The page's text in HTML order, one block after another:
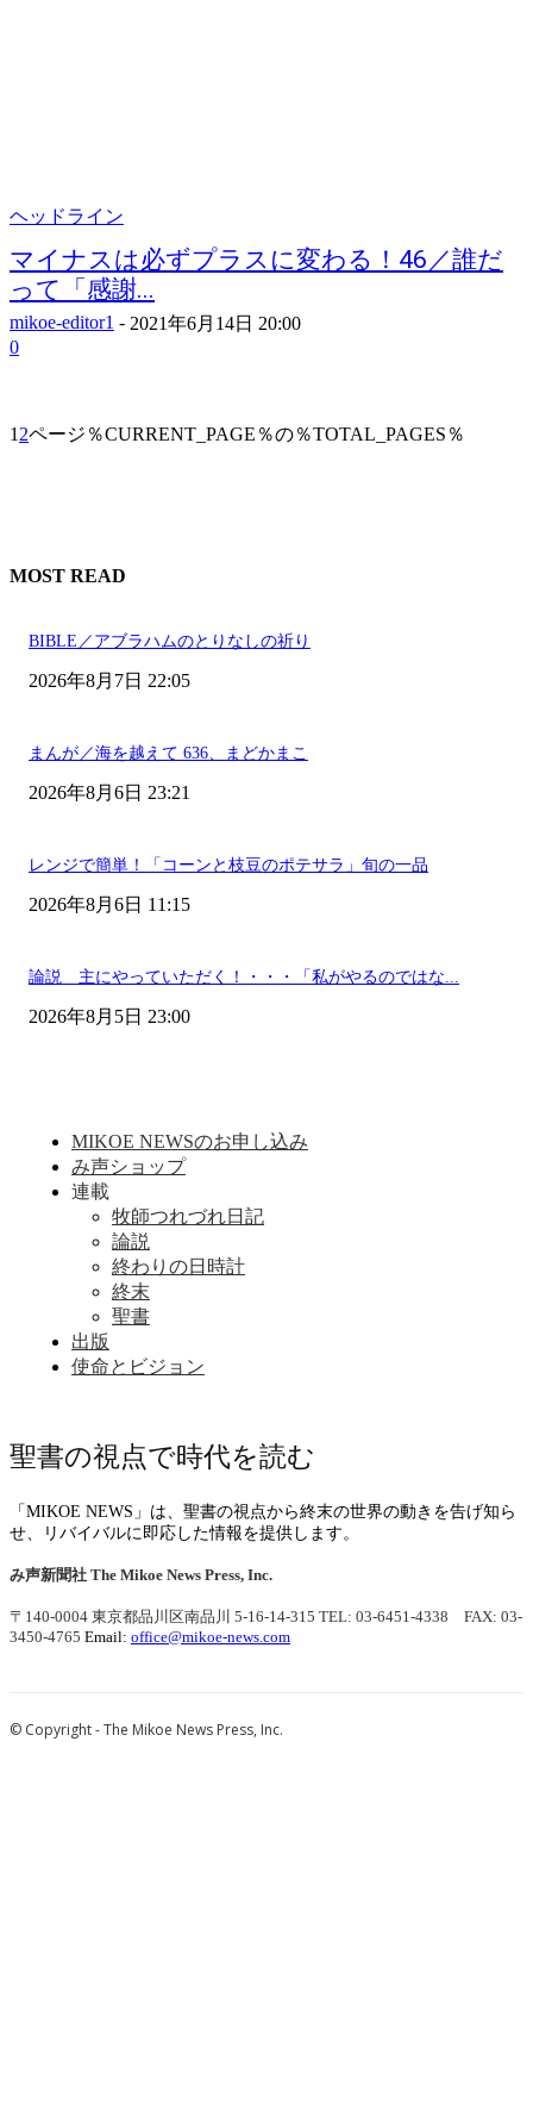
ヘッドライン
マイナスは必ずプラスに変わる！46／誰だ
って「感謝...
mikoe-editor1 - 2021年6月14日 20:00
0
1 2ページ％CURRENT_PAGE％の％TOTAL_PAGES％
MOST READ
BIBLE／アブラハムのとりなしの祈り
2026年8月7日 22:05
まんが／海を越えて 636、まどかまこ
2026年8月6日 23:21
レンジで簡単！「コーンと枝豆のポテサラ」旬の一品
2026年8月6日 11:15
論説 主にやっていただく！・・・「私がやるのではな...
2026年8月5日 23:00
MIKOE NEWSのお申し込み
み声ショップ
連載
牧師つれづれ日記
論説
終わりの日時計
終末
聖書
出版
使命とビジョン
聖書の視点で時代を読む
「MIKOE NEWS」は、聖書の視点から終末の世界の動きを告げ知ら
せ、リバイバルに即応した情報を提供します。
み声新聞社 The Mikoe News Press, Inc.
〒140-0004 東京都品川区南品川 5-16-14-315 TEL: 03-6451-4338 FAX: 03-
3450-4765 Email: office@mikoe-news.com
© Copyright - The Mikoe News Press, Inc.